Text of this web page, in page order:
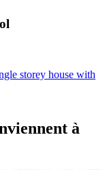
storey house with
à